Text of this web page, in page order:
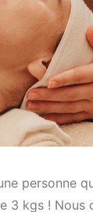
personne
3 kgs ! Nous